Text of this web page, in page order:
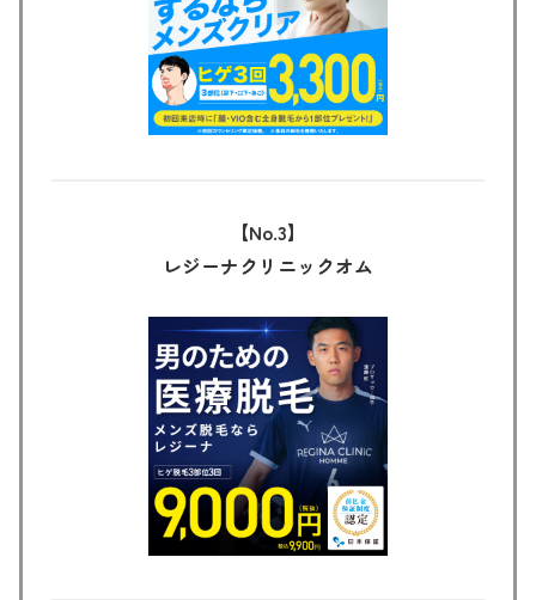
【No.3】
レジーナクリニックオム